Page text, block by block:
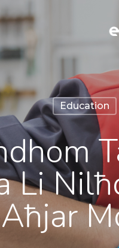
Education
Li